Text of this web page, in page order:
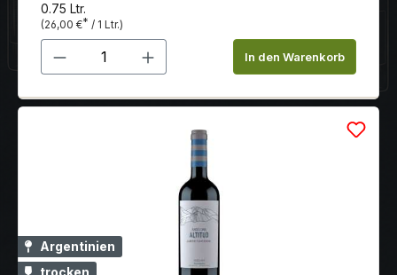
Weinfamilie Rothschild und der argentinischen
Weinlegende Nicolas Catena. Der Amancaya 2019 ist
eine Cuvée, die aus einer Mischung von zwei
Rebsorten hergestellt wird: Malbec und Cabernet
ihren Charakter bekannt und sind in der
argentinischen Weinproduktion weit verbreitet.
0.75 Ltr.
(26,00 €* / 1 Ltr.)
Produkt Anzahl: Gib denIn den Warenkorb
Argentinien